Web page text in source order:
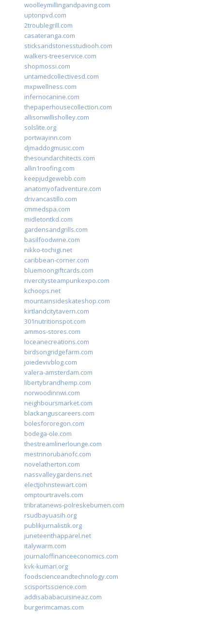
woolleymillingandpaving.com
uptonpvd.com
2troublegrill.com
casateranga.com
sticksandstonesstudiooh.com
walkers-treeservice.com
shopmossi.com
untamedcollectivesd.com
mxpwellness.com
infernocanine.com
thepaperhousecollection.com
allisonwillisholley.com
solslite.org
portwayinn.com
djmaddogmusic.com
thesoundarchitects.com
allin1roofing.com
keepjudgewebb.com
anatomyofadventure.com
drivancastillo.com
cmmedspa.com
midletontkd.com
gardensandgrills.com
basilfoodwine.com
nikko-tochigi.net
caribbean-corner.com
bluemoongiftcards.com
rivercitysteampunkexpo.com
kchoops.net
mountainsideskateshop.com
kirtlandcitytavern.com
301nutritionspot.com
ammos-stores.com
loceanecreations.com
birdsongridgefarm.com
joiedevivblog.com
valera-amsterdam.com
libertybrandhemp.com
norwoodinnwi.com
neighboursmarket.com
blackanguscareers.com
bolesfororegon.com
bodega-ole.com
thestreamlinerlounge.com
mestrinorubanofc.com
novelatherton.com
nassvalleygardens.net
electjohnstewart.com
omptourtravels.com
tribratanews-polreskebumen.com
rsudbayuasih.org
publikjurnalistik.org
juneteenthapparel.net
italywarm.com
journaloffinanceeconomics.com
kvk-kumari.org
foodscienceandtechnology.com
scisportsscience.com
addisababacuisineaz.com
burgerimcamas.com